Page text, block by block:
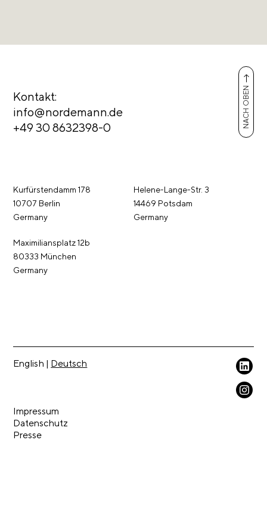
Kontakt:
info@nordemann.de
+49 30 8632398-0
Kurfürstendamm 178
10707 Berlin
Germany
Helene-Lange-Str. 3
14469 Potsdam
Germany
Maximiliansplatz 12b
80333 München
Germany
NACH OBEN
English | Deutsch
Impressum
Datenschutz
Presse